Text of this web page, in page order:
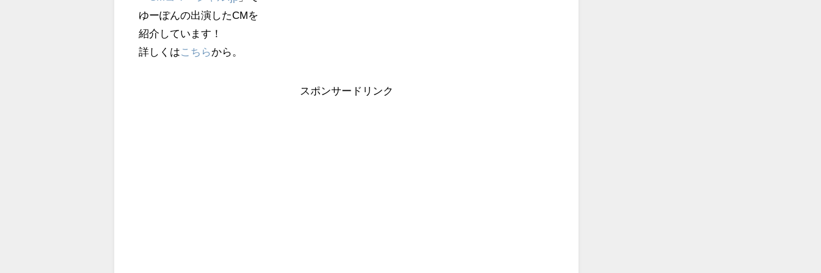
ゆーぽんの出演したCMを
紹介しています！
詳しくはこちらから。
スポンサードリンク